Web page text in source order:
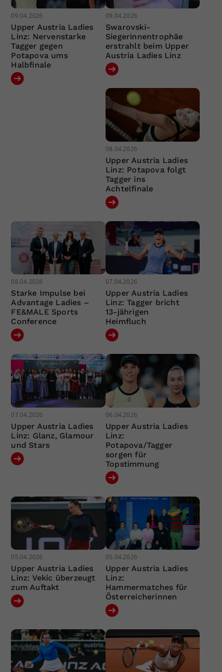
09.04.2026
Upper Austria Ladies
Linz: Nervenstarke
Tagger gegen
Potapova ums
Halbfinale
09.04.2026
Swarovski-
Siegerinnentrophäe
erstrahlt beim Upper
Austria Ladies Linz
08.04.2026
Upper Austria Ladies
Linz: Potapova folgt
Tagger ins
Achtelfinale
08.04.2026
Starke Impulse bei
Advantage Ladies –
FE&MALE Sports
Conference
07.04.2026
Upper Austria Ladies
Linz: Tagger bricht
13-jährigen
Heimfluch
07.04.2026
Upper Austria Ladies
Linz: Glanz, Glamour
und Stars
06.04.2026
Upper Austria Ladies
Linz:
Potapova/Tagger
sorgen für
Topstimmung
05.04.2026
Upper Austria Ladies
Linz: Vekic überzeugt
zum Auftakt
05.04.2026
Upper Austria Ladies
Linz:
Hammermatches für
Österreicherinnen